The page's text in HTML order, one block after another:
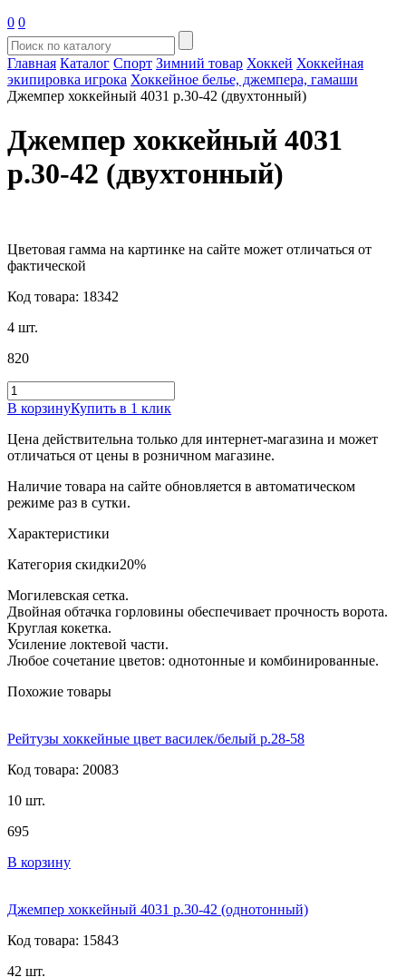
0 0
Главная Каталог Спорт Зимний товар Хоккей Хоккейная
экипировка игрока Хоккейное белье, джемпера, гамаши
Джемпер хоккейный 4031 р.30-42 (двухтонный)
Джемпер хоккейный 4031
р.30-42 (двухтонный)
Цветовая гамма на картинке на сайте может отличаться от
фактической
Код товара: 18342
4 шт.
820
В корзинуКупить в 1 клик
Цена действительна только для интернет-магазина и может
отличаться от цены в розничном магазине.
Наличие товара на сайте обновляется в автоматическом
режиме раз в сутки.
Характеристики
Категория скидки20%
Могилевская сетка.
Двойная обтачка горловины обеспечивает прочность ворота.
Круглая кокетка.
Усиление локтевой части.
Любое сочетание цветов: однотонные и комбинированные.
Похожие товары
Рейтузы хоккейные цвет василек/белый р.28-58
Код товара: 20083
10 шт.
695
В корзину
Джемпер хоккейный 4031 р.30-42 (однотонный)
Код товара: 15843
42 шт.